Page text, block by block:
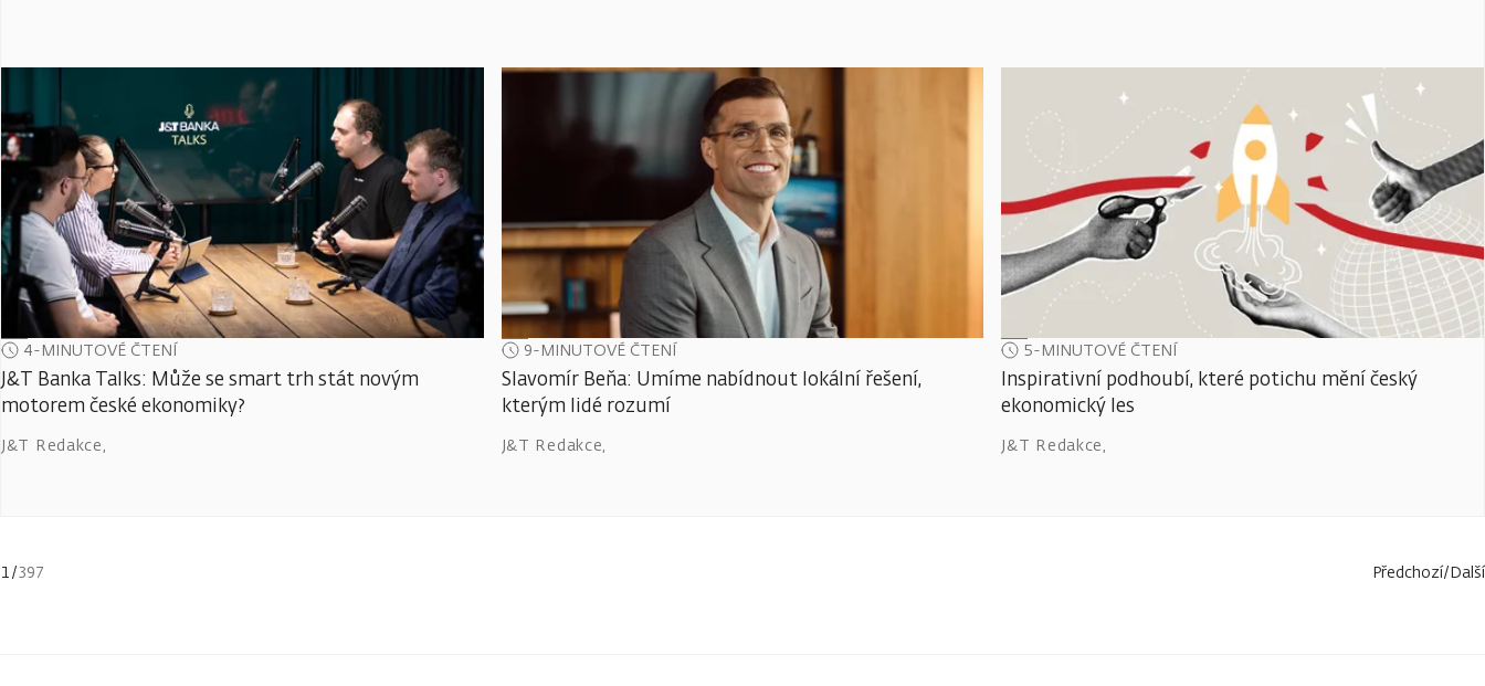
4-MINUTOVÉ ČTENÍ
J&T Banka Talks: Může se smart trh stát novým
motorem české ekonomiky?
J&T Redakce,
9-MINUTOVÉ ČTENÍ
Slavomír Beňa: Umíme nabídnout lokální řešení,
kterým lidé rozumí
J&T Redakce,
5-MINUTOVÉ ČTENÍ
Inspirativní podhoubí, které potichu mění český
ekonomický les
J&T Redakce,
1/397 Předchozí/Další